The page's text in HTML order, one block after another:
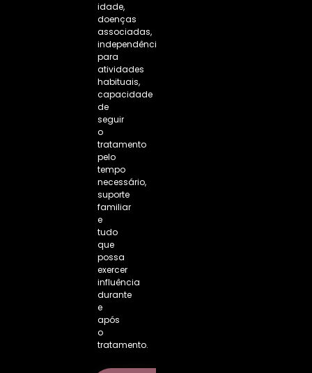
idade,
doenças
associadas,
independência
para
atividades
habituais,
capacidade
de
seguir
o
tratamento
pelo
tempo
necessário,
suporte
familiar
e
tudo
que
possa
exercer
influência
durante
e
após
o
tratamento.